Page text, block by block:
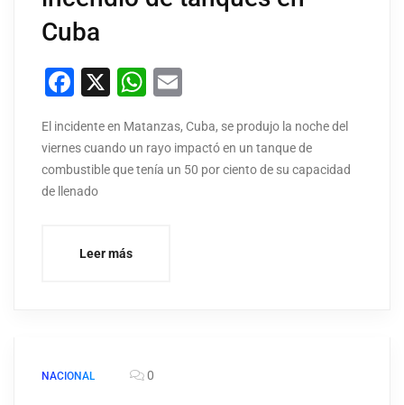
Cuba
Facebook
X WhatsApp
El incidente en Matanzas, Cuba, se produjo la noche del
viernes cuando un rayo impactó en un tanque de
combustible que tenía un 50 por ciento de su capacidad
de llenado
Leer más
NACIONAL 0